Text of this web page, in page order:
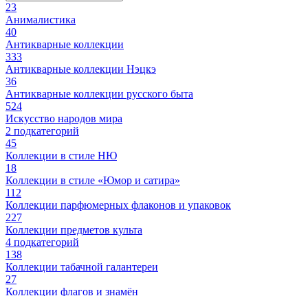
23
Анималистика
40
Антикварные коллекции
333
Антикварные коллекции Нэцкэ
36
Антикварные коллекции русского быта
524
Искусство народов мира
2 подкатегорий
45
Коллекции в стиле НЮ
18
Коллекции в стиле «Юмор и сатира»
112
Коллекции парфюмерных флаконов и упаковок
227
Коллекции предметов культа
4 подкатегорий
138
Коллекции табачной галантереи
27
Коллекции флагов и знамён